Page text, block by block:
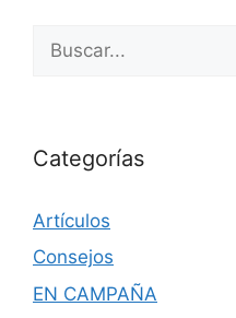
Categorías
Artículos
Consejos
EN CAMPAÑA